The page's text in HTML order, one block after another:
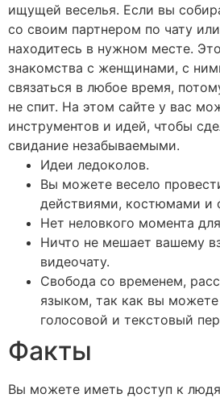
ищущей веселья. Если вы
со своим партнером по чату
находитесь в нужном месте.
знакомства с женщинами, с
связаться в любое время,
не спит. На этом сайте у вас
инструментов и идей, чтобы
свидание незабываемыми.
Идеи ледоколов.
Вы можете весело
действиями, костюмами и
Нет неловкого момента
Ничто не мешает вашему
видеочату.
Свобода со временем,
языком, так как вы
голосовой и текстовый
Факты
Вы можете иметь доступ к